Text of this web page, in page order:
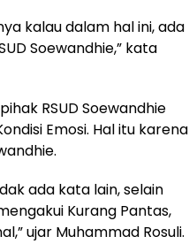
kalau dalam hal ini, ada
Soewandhie,” kata
RSUD Soewandhie
Emosi. Hal itu karena
ada kata lain, selain
Kurang Pantas,
ujar Muhammad Rosuli.